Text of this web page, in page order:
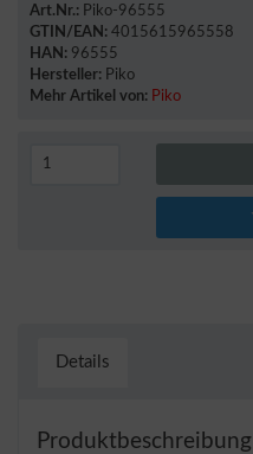
Art.Nr.: Piko-96555
GTIN/EAN: 4015615965558
HAN: 96555
Hersteller: Piko
Mehr Artikel von: Piko
Details
Produktbeschreibung